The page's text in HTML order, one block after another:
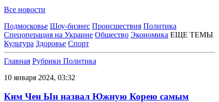
Все новости
Подмосковье Шоу-бизнес Происшествия Политика
Спецоперация на Украине Общество Экономика ЕЩЕ ТЕМЫ
Культура Здоровье Спорт
Главная Рубрики Политика
10 января 2024, 03:32
Ким Чен Ын назвал Южную Корею самым